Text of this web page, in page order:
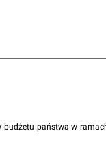
państwa w